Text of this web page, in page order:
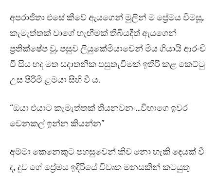
අපරාජිතා එසේ කීවේ ඇයගෙන් මුලින් ම ප්‍රේමය විමසූ,
කැමැත්තක් වාගේ හැඟීමක් තිබියදීත් ඇයගෙන්
ප්‍රතික්ෂේප වූ, පසුව ලියුකේමියාවෙන් මිය ගියායි ආරංචි
වී සිය හද මත සදාතනික පසුතැවීමක් ඉතිරි කළ කෙට්ටු
උස පිරිමි ළමයා සිහි වී ය.
“ඔයා එයාට කැමැත්තක් තියනවනං…විභාගෙ ඉවර
වෙනකල් ඉන්න කියන්න”
අම්මා කෙනෙකුට පහසුවෙන් කිව නො හැකි දෙයක් වී
ද, දුව ගේ ප්‍රේමය ඉදිරියේ විවෘත මනසකින් කටයුතු